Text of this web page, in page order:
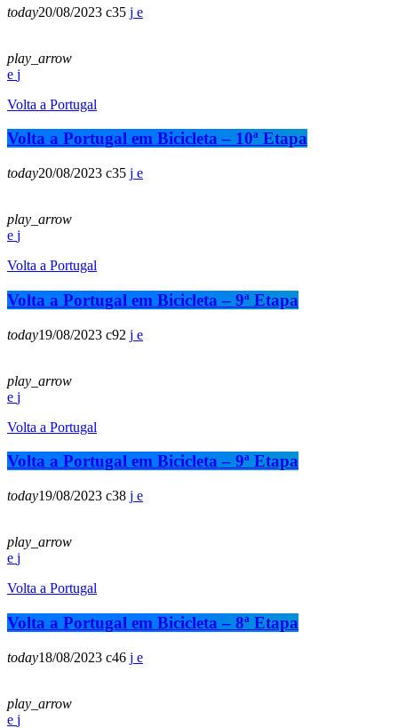
today20/08/2023 35
play_arrow
Volta a Portugal
Volta a Portugal em Bicicleta – 10ª Etapa
today20/08/2023 35
play_arrow
Volta a Portugal
Volta a Portugal em Bicicleta – 9ª Etapa
today19/08/2023 92
play_arrow
Volta a Portugal
Volta a Portugal em Bicicleta – 9ª Etapa
today19/08/2023 38
play_arrow
Volta a Portugal
Volta a Portugal em Bicicleta – 8ª Etapa
today18/08/2023 46
play_arrow